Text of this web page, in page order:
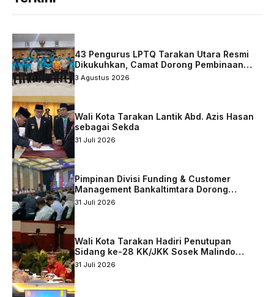
43 Pengurus LPTQ Tarakan Utara Resmi
Dikukuhkan, Camat Dorong Pembinaan
Qurani Berkelanjutan
3 Agustus 2026
Wali Kota Tarakan Lantik Abd. Azis Hasan
sebagai Sekda
31 Juli 2026
Pimpinan Divisi Funding & Customer
Management Bankaltimtara Dorong
Percepatan Digitalisasi Keuangan di Kota
31 Juli 2026
Wali Kota Tarakan Hadiri Penutupan
Sidang ke-28 KK/JKK Sosek Malindo
Tingkat Kaltara–Sabah
31 Juli 2026